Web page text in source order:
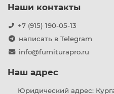
Наши контакты
+7 (915) 190-05-13
написать в Telegram
info@furniturapro.ru
Наш адрес
Юридический адрес: